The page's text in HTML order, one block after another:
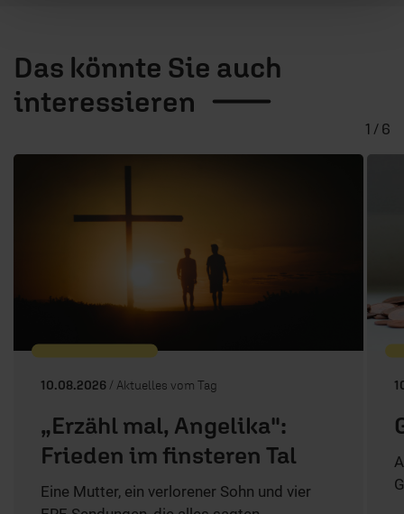
Das könnte Sie auch
interessieren
10.08.2026 / Aktuelles vom Tag
„Erzähl mal, Angelika":
Frieden im finsteren Tal
Eine Mutter, ein verlorener Sohn und vier
1 / 6